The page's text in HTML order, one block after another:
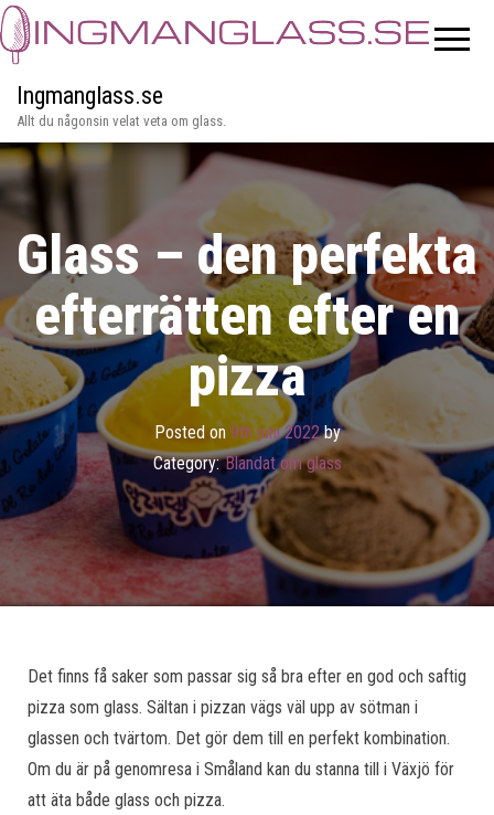
Ingmanglass.se
Allt du någonsin velat veta om glass.
Glass – den perfekta
efterrätten efter en
pizza
Posted on 9th juni 2022by
Category: Blandat om glass
Det finns få saker som passar sig så bra efter en god och saftig
pizza som glass. Sältan i pizzan vägs väl upp av sötman i
glassen och tvärtom. Det gör dem till en perfekt kombination.
Om du är på genomresa i Småland kan du stanna till i Växjö för
att äta både glass och pizza.